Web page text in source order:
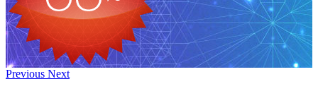
Previous Next